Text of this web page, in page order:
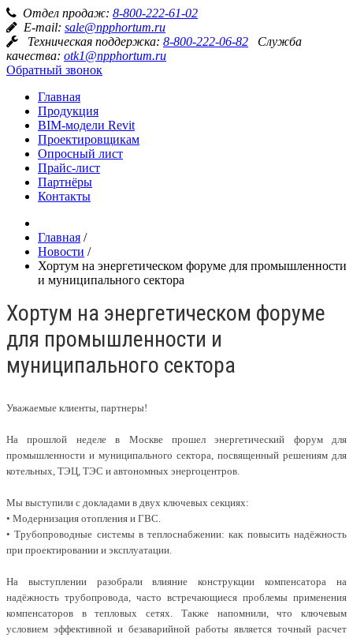
Отдел продаж: 8-800-222-61-02
E-mail: sale@npphortum.ru
Техническая поддержка: 8-800-222-06-82 Служба
качества: otk1@npphortum.ru
Обратный звонок
Главная
Продукция
BIM-модели Revit
Проектировщикам
Опросный лист
Прайс-лист
Партнёры
Контакты
Главная /
Новости /
Хортум на энергетическом форуме для промышленности
и муниципального сектора
Хортум на энергетическом форуме
для промышленности и
муниципального сектора
Уважаемые клиенты, партнеры!
На прошлой неделе в Москве прошел энергетический форум для
промышленности и муниципального сектора, посвященный решениям для
котельных, ТЭЦ, ТЭС и автономных энергоцентров.
Мы выступили с докладами в двух ключевых секциях:
• Модернизация отопления и ГВС.
• Трубопроводные системы в теплоснабжении: как повысить надёжность
при проектировании и эксплуатации.
На выступлении разобрали влияние конструкции компенсатора на
надёжность трубопровода, часто встречающиеся проблемы применения
компенсаторов в тепловых сетях. Также напомнили, что ключевым
условием эффективной и безаварийной работы является точный расчет